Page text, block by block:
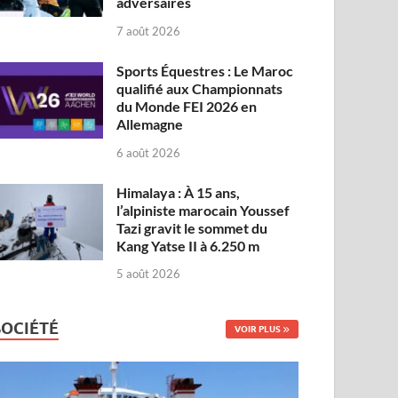
7 août 2026
Sports Équestres : Le Maroc
qualifié aux Championnats
du Monde FEI 2026 en
Allemagne
6 août 2026
Himalaya : À 15 ans,
l’alpiniste marocain Youssef
Tazi gravit le sommet du
Kang Yatse II à 6.250 m
5 août 2026
VOIR PLUS